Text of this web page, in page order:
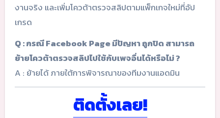
งานจริง และเพิ่มโควต้าตรวจสลิปตามแพ็กเกจใหม่ที่อัป
เกรด
Q : กรณี Facebook Page มีปัญหา ถูกปิด สามารถ
ย้ายโควต้าตรวจสลิปไปใช้กับเพจอื่นได้หรือไม่ ?
A : ย้ายได้ ภายใต้การพิจารณาของทีมงานแอดมิน
ติดตั้งเลย!